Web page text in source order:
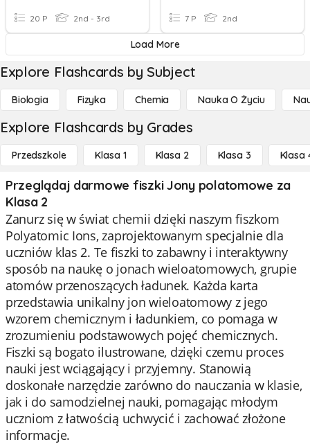
20 P 2nd - 3rd 7 P 2nd
Load More
Explore Flashcards by Subject
Biologia Fizyka Chemia Nauka O Życiu
Explore Flashcards by Grades
Przedszkole Klasa 1 Klasa 2 Klasa 3 Klasa
Przeglądaj darmowe fiszki Jony polatomowe za
Klasa 2
Zanurz się w świat chemii dzięki naszym fiszkom
Polyatomic Ions, zaprojektowanym specjalnie dla
uczniów klas 2. Te fiszki to zabawny i interaktywny
sposób na naukę o jonach wieloatomowych, grupie
atomów przenoszących ładunek. Każda karta
przedstawia unikalny jon wieloatomowy z jego
wzorem chemicznym i ładunkiem, co pomaga w
zrozumieniu podstawowych pojęć chemicznych.
Fiszki są bogato ilustrowane, dzięki czemu proces
nauki jest wciągający i przyjemny. Stanowią
doskonałe narzędzie zarówno do nauczania w klasie,
jak i do samodzielnej nauki, pomagając młodym
uczniom z łatwością uchwycić i zachować złożone
informacje.